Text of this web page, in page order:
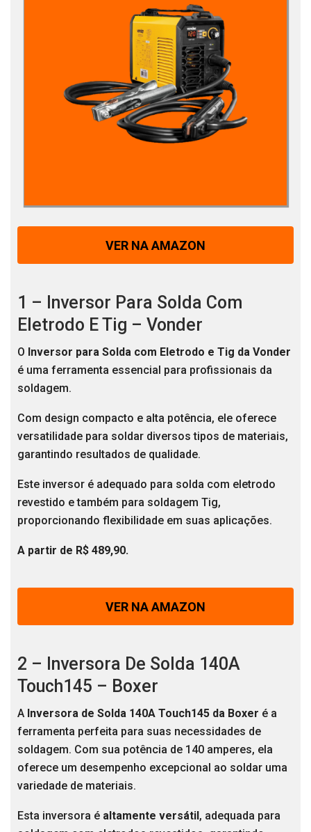
VER NA AMAZON
1 – Inversor Para Solda Com
Eletrodo E Tig – Vonder
O Inversor para Solda com Eletrodo e Tig da Vonder
é uma ferramenta essencial para profissionais da
soldagem.
Com design compacto e alta potência, ele oferece
versatilidade para soldar diversos tipos de materiais,
garantindo resultados de qualidade.
Este inversor é adequado para solda com eletrodo
revestido e também para soldagem Tig,
proporcionando flexibilidade em suas aplicações.
A partir de R$ 489,90.
VER NA AMAZON
2 – Inversora De Solda 140A
Touch145 – Boxer
A Inversora de Solda 140A Touch145 da Boxer é a
ferramenta perfeita para suas necessidades de
soldagem. Com sua potência de 140 amperes, ela
oferece um desempenho excepcional ao soldar uma
variedade de materiais.
Esta inversora é altamente versátil , adequada para